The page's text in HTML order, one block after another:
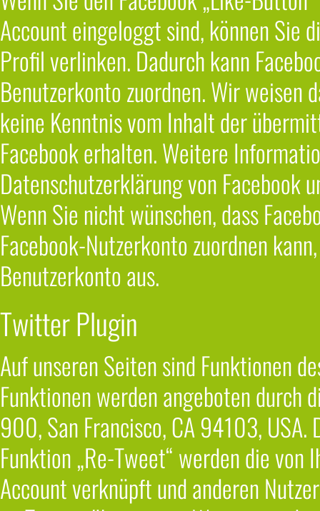
Account eingeloggt sind, können Sie
Profil verlinken. Dadurch kann
Benutzerkonto zuordnen. Wir weisen
keine Kenntnis vom Inhalt der
Facebook erhalten. Weitere
Datenschutzerklärung von Facebook
Wenn Sie nicht wünschen, dass
Facebook-Nutzerkonto zuordnen
Benutzerkonto aus.
Twitter Plugin
Auf unseren Seiten sind Funktionen
Funktionen werden angeboten
900, San Francisco, CA 94103,
Funktion „Re-Tweet“ werden die
Account verknüpft und anderen